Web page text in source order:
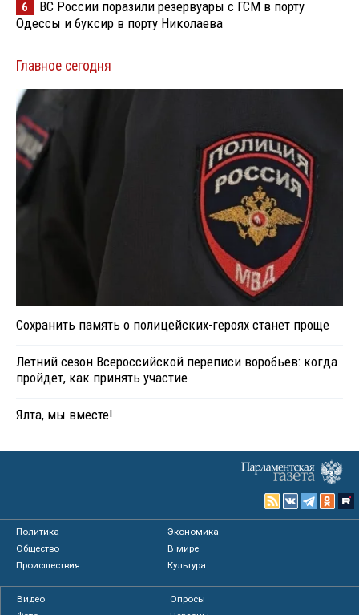
6
ВС России поразили резервуары с ГСМ в порту
Одессы и буксир в порту Николаева
Главное сегодня
Сохранить память о полицейских-героях станет проще
Летний сезон Всероссийской переписи воробьев: когда
пройдет, как принять участие
Ялта, мы вместе!
Политика
Экономика
Общество
В мире
Происшествия
Культура
Видео
Опросы